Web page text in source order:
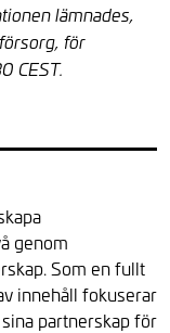
lämnades,
för
CEST.
genom
Som en fullt
innehåll fokuserar
partnerskap för